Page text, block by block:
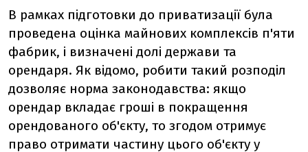
В рамках підготовки до приватизації була
проведена оцінка майнових комплексів п'яти
фабрик, і визначені долі держави та
орендаря. Як відомо, робити такий розподіл
дозволяє норма законодавства: якщо
орендар вкладає гроші в покращення
орендованого об'єкту, то згодом отримує
право отримати частину цього об'єкту у